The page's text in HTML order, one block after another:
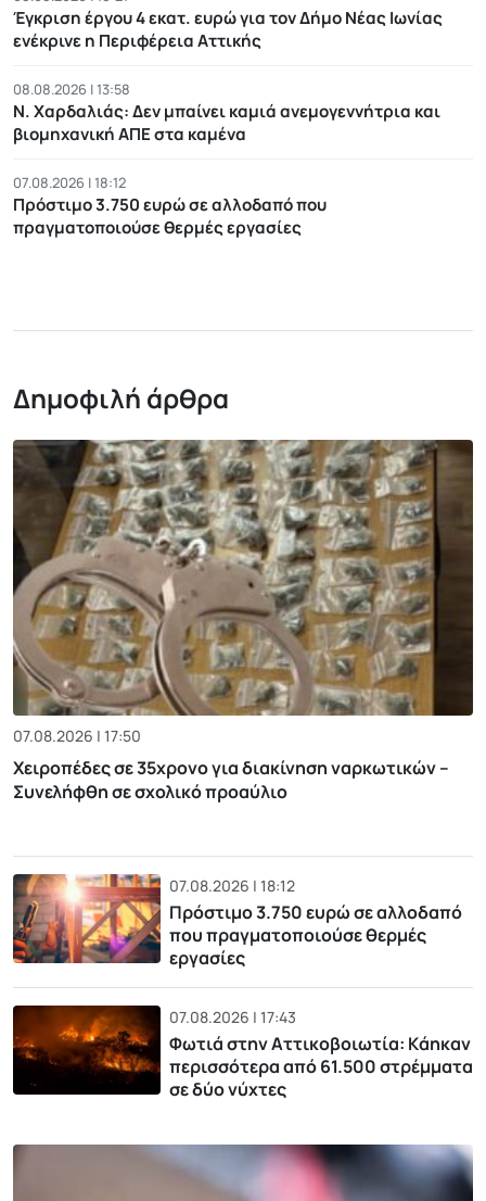
Έγκριση έργου 4 εκατ. ευρώ για τον Δήμο Νέας Ιωνίας
ενέκρινε η Περιφέρεια Αττικής
08.08.2026 | 13:58
Ν. Χαρδαλιάς: Δεν μπαίνει καμιά ανεμογεννήτρια και
βιομηχανική ΑΠΕ στα καμένα
07.08.2026 | 18:12
Πρόστιμο 3.750 ευρώ σε αλλοδαπό που
πραγματοποιούσε θερμές εργασίες
Δημοφιλή άρθρα
07.08.2026 | 17:50
Χειροπέδες σε 35χρονο για διακίνηση ναρκωτικών –
Συνελήφθη σε σχολικό προαύλιο
07.08.2026 | 18:12
Πρόστιμο 3.750 ευρώ σε αλλοδαπό
που πραγματοποιούσε θερμές
εργασίες
07.08.2026 | 17:43
Φωτιά στην Αττικοβοιωτία: Kάηκαν
περισσότερα από 61.500 στρέμματα
σε δύο νύχτες